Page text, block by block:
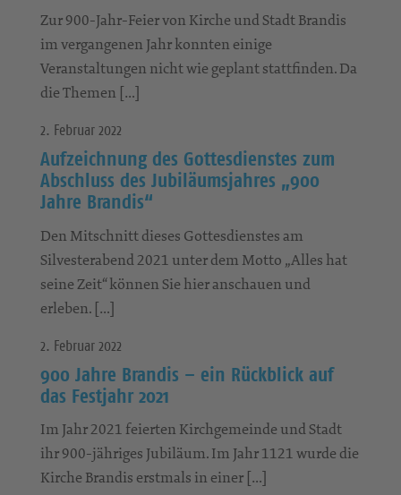
Zur 900-Jahr-Feier von Kirche und Stadt Brandis
im vergangenen Jahr konnten einige
Veranstaltungen nicht wie geplant stattfinden. Da
die Themen […]
2. Februar 2022
Aufzeichnung des Gottesdienstes zum
Abschluss des Jubiläumsjahres „900
Jahre Brandis“
Den Mitschnitt dieses Gottesdienstes am
Silvesterabend 2021 unter dem Motto „Alles hat
seine Zeit“ können Sie hier anschauen und
erleben. […]
2. Februar 2022
900 Jahre Brandis – ein Rückblick auf
das Festjahr 2021
Im Jahr 2021 feierten Kirchgemeinde und Stadt
ihr 900-jähriges Jubiläum. Im Jahr 1121 wurde die
Kirche Brandis erstmals in einer […]